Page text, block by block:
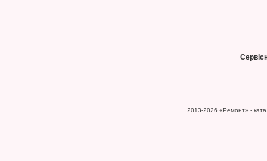
2013-2026 «Ремонт» -